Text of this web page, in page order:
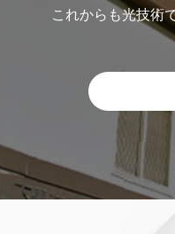
これからも光技術